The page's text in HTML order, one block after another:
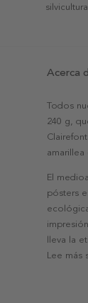
Acerca
Todos
240 g,
El
pósters
lleva la
Lee más